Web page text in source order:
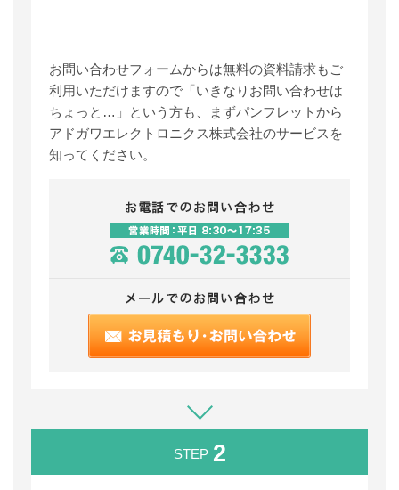
お問い合わせフォームからは無料の資料請求もご
利用いただけますので「いきなりお問い合わせは
ちょっと…」という方も、まずパンフレットから
アドガワエレクトロニクス株式会社のサービスを
知ってください。
STEP 2